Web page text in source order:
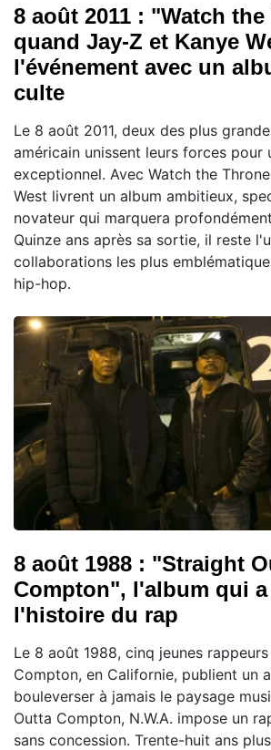
8 août 2011 : "Watch
quand Jay-Z et Kanye
l'événement avec un
culte
Le 8 août 2011, deux des plus
américain unissent leurs forces pour
exceptionnel. Avec Watch the
West livrent un album ambitieux,
novateur qui marquera
Quinze ans après sa sortie, il reste
collaborations les plus
hip-hop.
8 août 1988 : "Straight
Compton", l'album qui
l'histoire du rap
Le 8 août 1988, cinq jeunes
Compton, en Californie, publient un
bouleverser à jamais le paysage
Outta Compton, N.W.A. impose un
sans concession. Trente-huit ans